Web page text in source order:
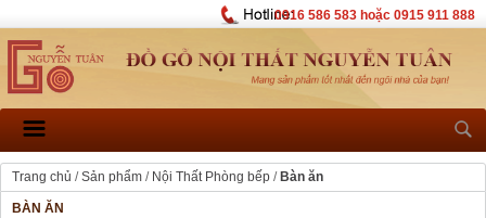
0916 586 583 hoặc 0915 911 888
Trang chủ /Sản phẩm / Nội Thất Phòng bếp / Bàn ăn
BÀN ĂN